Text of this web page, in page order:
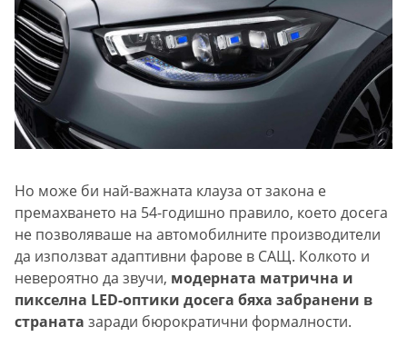
Но може би най-важната клауза от закона е
премахването на 54-годишно правило, което досега
не позволяваше на автомобилните производители
да използват адаптивни фарове в САЩ. Колкото и
невероятно да звучи, модерната матрична и
пикселна LED-оптики досега бяха забранени в
страната заради бюрократични формалности.